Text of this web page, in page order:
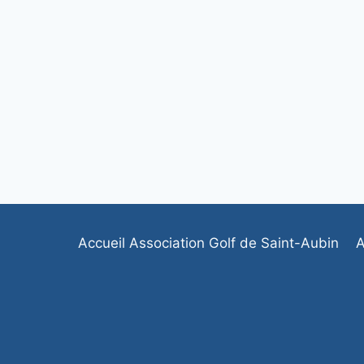
Accueil Association Golf de Saint-Aubin